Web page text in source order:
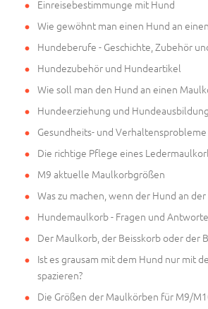
Einreisebestimmunge mit Hund
Wie gewöhnt man einen Hund an
Hundeberufe - Geschichte, Zubehör
Hundezubehör und Hundeartikel
Wie soll man den Hund an einen
Hundeerziehung und Hundeausbildung
Gesundheits- und
Die richtige Pflege eines
M9 aktuelle Maulkorbgrößen
Was zu machen, wenn der Hund an
Hundemaulkorb - Fragen und
Der Maulkorb, der Beisskorb oder der
Ist es grausam mit dem Hund nur mit
spazieren?
Die Größen der Maulkörben für M9/